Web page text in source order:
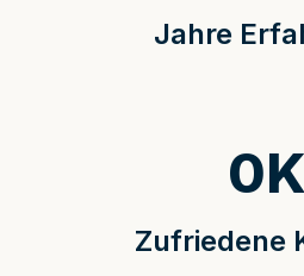
Jahre
Zufriedene
0K